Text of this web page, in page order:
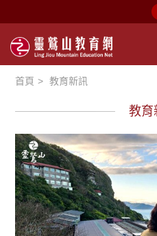
首頁 教育新訊
教育